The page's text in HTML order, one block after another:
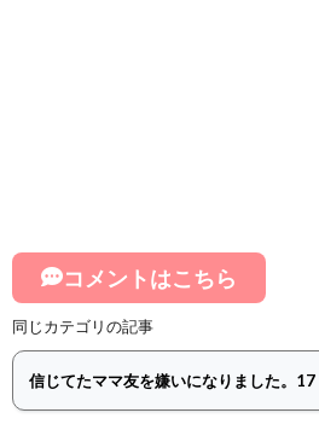
コメントはこちら
同じカテゴリの記事